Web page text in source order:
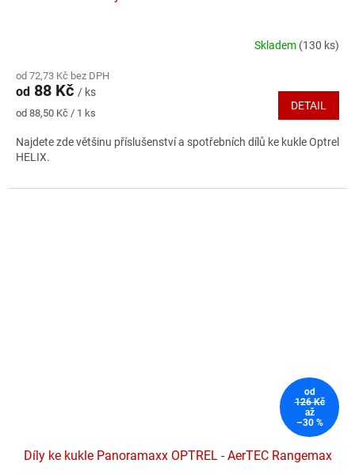
produktu
je
5,0
5
hvězdiček.
Skladem (130 ks)
od 72,73 Kč bez DPH
od 88 Kč / ks
Měrná
od 88,50 Kč / 1 ks
DETAIL
Najdete zde většinu příslušenství a spotřebních dílů ke kukle Optrel
HELIX.
od
126 Kč
až
–30 %
Díly ke kukle Panoramaxx OPTREL - AerTEC Rangemax